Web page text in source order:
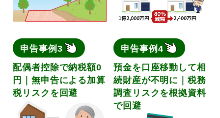
申告事例3
配偶者控除で納税額0
円｜無申告による加算
税リスクを回避
申告事例4
預金を口座移動して相
続財産が不明に｜税務
調査リスクを根拠資料
で回避